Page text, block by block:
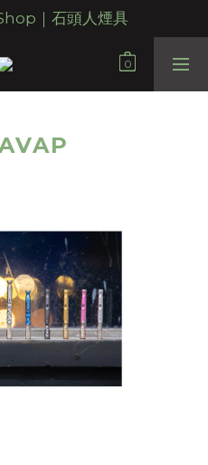
｜石頭人煙具